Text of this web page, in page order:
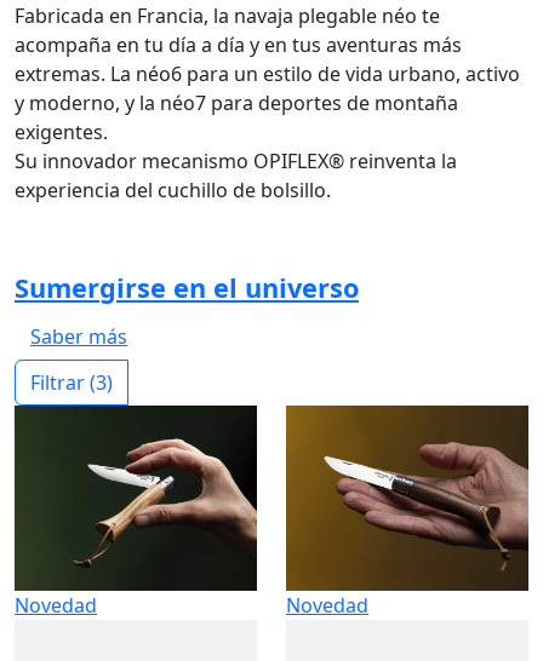
Fabricada en Francia, la navaja plegable néo te
acompaña en tu día a día y en tus aventuras más
extremas. La néo6 para un estilo de vida urbano, activo
y moderno, y la néo7 para deportes de montaña
exigentes.
Su innovador mecanismo OPIFLEX® reinventa la
experiencia del cuchillo de bolsillo.
Sumergirse en el universo
Saber más
Filtrar(3)
Novedad Novedad